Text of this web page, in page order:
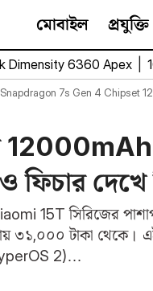
মোবাইল প্রযুক্তি
Dimensity 6360 Apex
7s Gen 4 Chipset 12000mah
ফিচার দেখে
15T সিরিজের
৩১,০০০ টাকা থেকে।
2)…